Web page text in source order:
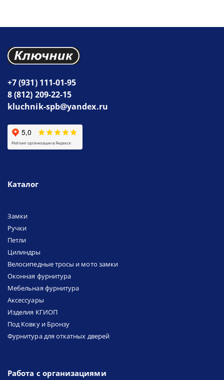
+7 (931) 111-01-95
8 (812) 209-22-15
kluchnik-spb@yandex.ru
Каталог
Замки
Ручки
Петли
Цилиндры
Велосипедные тросы и мото замки
Оконная фурнитура
Мебельная фурнитура
Аксессуары
Изделия КГИОП
Под Ковку и Бронзу
Фурнитура для откатных дверей
Работа с организациями